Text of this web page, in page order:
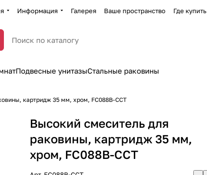
Информация Галерея Ваше пространство Где купить
Подвесные унитазыСтальные раковины
картридж 35 мм, хром, FC088B-CCT
Высокий смеситель для
раковины, картридж 35 мм,
хром, FC088B-CCT